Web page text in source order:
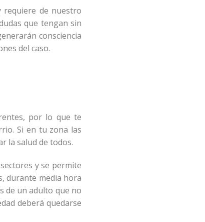
requiere de nuestro
que tengan sin
consciencia
del caso.
por lo que te
Si en tu zona las
la salud de todos.
y se permite
durante media hora
de un adulto que no
deberá quedarse